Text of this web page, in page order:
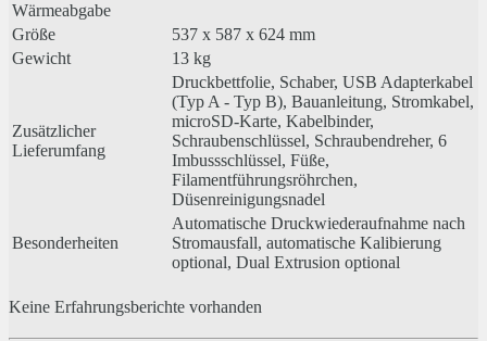
Wärmeabgabe
Größe
537 x 587 x 624 mm
Gewicht
13 kg
Zusätzlicher
Lieferumfang
Druckbettfolie, Schaber, USB Adapterkabel
(Typ A - Typ B), Bauanleitung, Stromkabel,
microSD-Karte, Kabelbinder,
Schraubenschlüssel, Schraubendreher, 6
Imbussschlüssel, Füße,
Filamentführungsröhrchen,
Düsenreinigungsnadel
Besonderheiten
Automatische Druckwiederaufnahme nach
Stromausfall, automatische Kalibierung
optional, Dual Extrusion optional
Keine Erfahrungsberichte vorhanden